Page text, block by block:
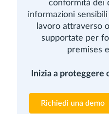
conformità dei
informazioni
lavoro attraverso
supportate per
premises
Inizia a
Richiedi una demo